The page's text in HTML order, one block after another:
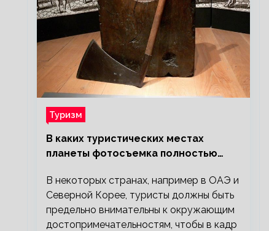
Туризм
В каких туристических местах
планеты фотосъемка полностью
В некоторых странах, например в ОАЭ и
Северной Корее, туристы должны быть
предельно внимательны к окружающим
достопримечательностям, чтобы в кадр